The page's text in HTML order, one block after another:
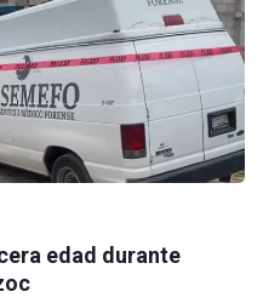
edad durante